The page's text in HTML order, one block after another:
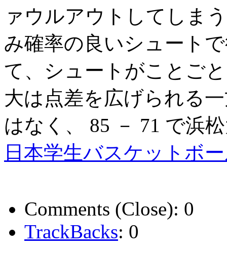
ァウルアウトしてしま
み確率の良いシュート
て、シュートがことご
大は点差を広げられる
はなく、 85 － 71 で浜
日本学生バスケットボ
Comments (Close): 0
TrackBacks: 0